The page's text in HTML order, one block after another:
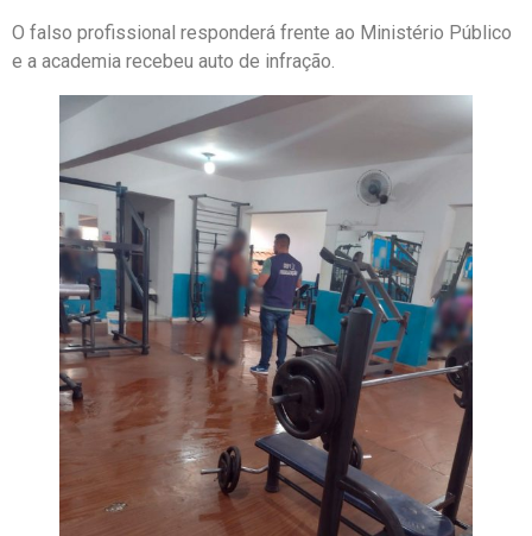
O falso profissional responderá frente ao Ministério Público
e a academia recebeu auto de infração.